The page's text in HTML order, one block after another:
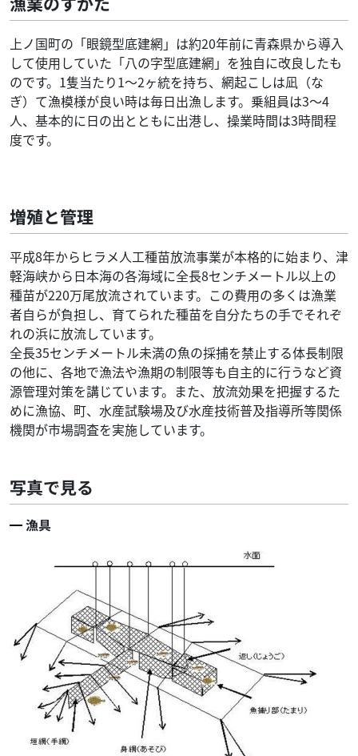
上ノ国町の「眼鏡型底建網」は約20年前に青森県から導入
して使用していた「八の字型底建網」を独自に改良したも
のです。1隻当たり1～2ヶ統を持ち、網起こしは凪（な
ぎ）て漁模様が良い時は毎日出漁します。乗組員は3～4
人、基本的に日の出とともに出港し、操業時間は3時間程
度です。
増殖と管理
平成8年からヒラメ人工種苗放流事業が本格的に始まり、津
軽海峡から日本海の各海域に全長8センチメートル以上の
種苗が220万尾放流されています。この費用の多くは漁業
者自らが負担し、育てられた種苗を自分たちの手でそれぞ
れの浜に放流しています。
全長35センチメートル未満の魚の採捕を禁止する体長制限
の他に、各地で漁法や漁期の制限等も自主的に行うなど資
源管理対策を講じています。また、放流効果を把握するた
めに漁協、町、水産試験場及び水産技術普及指導所等関係
機関が市場調査を実施しています。
写真で見る
漁具